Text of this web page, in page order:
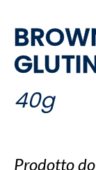
40g
Prodotto